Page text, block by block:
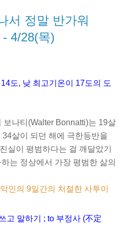
서 정말 반가워
4/28(목)
도, 낮 최고기온이
17도의 도
나티(Walter Bonnatti)는 19살
34살이 되던 해에 극한등반을
실이 평범하다는 걸 깨달았기
는 정상에서 가장 평범한 삶의
인의 9일간의 처절한 사투이
고 말하기 ; to 부정사 (不定